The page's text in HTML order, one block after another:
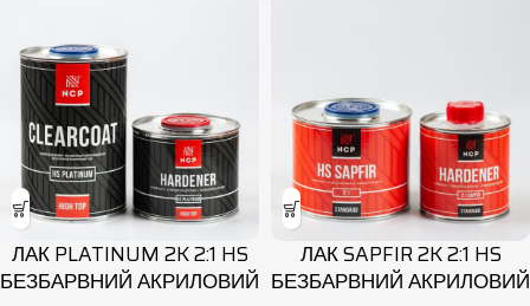
ЛАК PLATINUM 2K 2:1 HS
БЕЗБАРВНИЙ АКРИЛОВИЙ
ЛАК SAPFIR 2K 2:1 HS
БЕЗБАРВНИЙ АКРИЛОВИЙ